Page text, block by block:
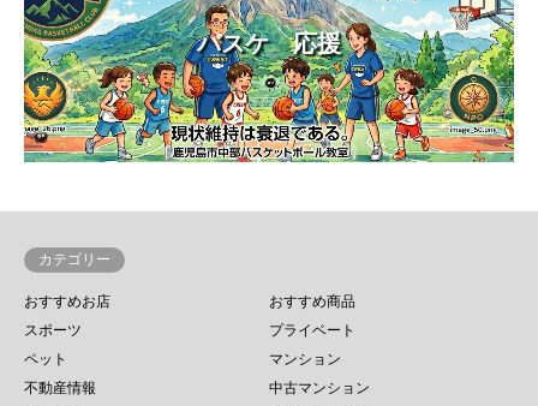
バスケ 応援
カテゴリー
おすすめお店
おすすめ商品
スポーツ
プライベート
ペット
マンション
不動産情報
中古マンション